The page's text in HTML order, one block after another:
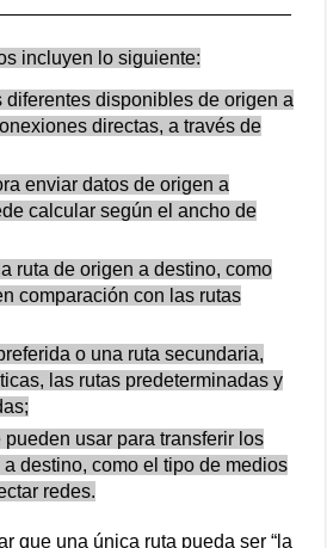
incluyen lo siguiente:
diferentes disponibles de origen a
directas, a través de
enviar datos de origen a
calcular según el ancho de
ruta de origen a destino, como
comparación con las rutas
o una ruta secundaria,
las rutas predeterminadas y
usar para transferir los
destino, como el tipo de medios
redes.
que una única ruta pueda ser “la